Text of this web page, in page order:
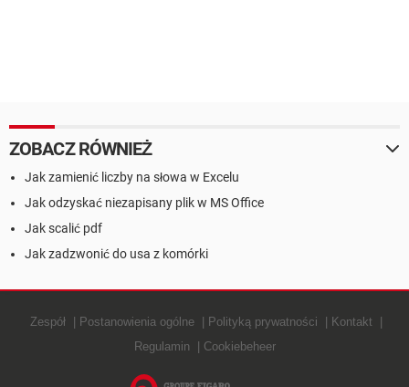
ZOBACZ RÓWNIEŻ
Jak zamienić liczby na słowa w Excelu
Jak odzyskać niezapisany plik w MS Office
Jak scalić pdf
Jak zadzwonić do usa z komórki
Zespół Postanowienia ogólne Polityką prywatności
Kontakt
Regulamin
Cookiebeheer